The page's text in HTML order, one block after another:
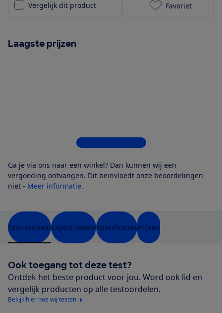
Vergelijk dit product Apple iPad
Favoriet
Laagste prijzen
Bekijk alle 10 winkels
Ga je via ons naar een winkel? Dan kunnen wij een
vergoeding ontvangen. Dit beïnvloedt onze beoordelingen
niet - Meer informatie.
TestresultaatExpert reviewSpecificatiesPrijzen
Ook toegang tot deze test?
Ontdek het beste product voor jou. Word ook lid en
vergelijk producten op alle testoordelen.
Bekijk hier hoe wij testen